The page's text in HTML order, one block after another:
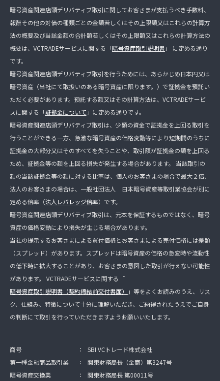
暗号資産関連店頭デリバティブ取引に関してお客さまが支払うべき手数料、
報酬その他の対価の種類ごとの金額若しくはその上限額又はこれらの計算方
法の概要及び当該金額の合計額若しくはその上限額又はこれらの計算方法の
概要は、VCTRADEサービスに関する「暗号資産取引説明書」 に定める通り
です。
暗号資産関連店頭デリバティブ取引を行うためには、あらかじめ日本円又は
暗号資産（当社にて取扱いのある暗号資産に限ります。）で証拠金を預託い
ただく必要があります。預託する額又はその計算方法は、VCTRADEサービ
スに関する「証拠金について 」に定める通りです。
暗号資産関連店頭デリバティブ取引は、少額の資金で証拠金を上回る取引を
行うことができる一方、急激な暗号資産の価格変動等により短期間のうちに
証拠金の大部分又はそのすべてを失うことや、取引額が証拠金の額を上回る
ため、証拠金等の額を上回る損失が発生する場合があります。 当該取引の
額の当該証拠金等の額に対する比率は、個人のお客さまの場合で最大２倍、
法人のお客さまの場合は、一般社団法人 日本暗号資産等取引業協会が別に
定める倍率（法人レバレッジ倍率）です。
暗号資産関連店頭デリバティブ取引は、元本を保証するものではなく、暗号
資産の価格変動により損失が生じる場合があります。
当社の提示するお客さまによる買付価格とお客さまによる売付価格には差額
（スプレッド）があります。スプレッドは暗号資産の価格の急変時や流動性
の低下時に拡大することがあり、お客さまの意図した取引が行えない可能性
があります。 VCTRADEサービスに関する「
暗号資産取引説明書（契約締結前交付書面）
」等をよくお読みのうえ、リス
ク、仕組み、特徴について十分に理解いただき、ご納得されたうえでご自身
の判断にて取引を行っていただきますようお願いいたします。
商号 ：
SBI VCトレード株式会社
第一種金融商品取引業
：
関東財務局長（金商）第3247号
暗号資産交換業
： 関東財務局長 第00011号